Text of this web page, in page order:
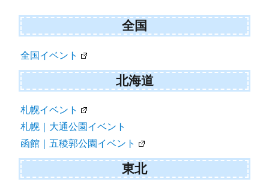
ビ
ー
シ
ョ
ン
全国
全国イベント
北海道
札幌イベント
札幌｜大通公園イベント
函館｜五稜郭公園イベント
東北